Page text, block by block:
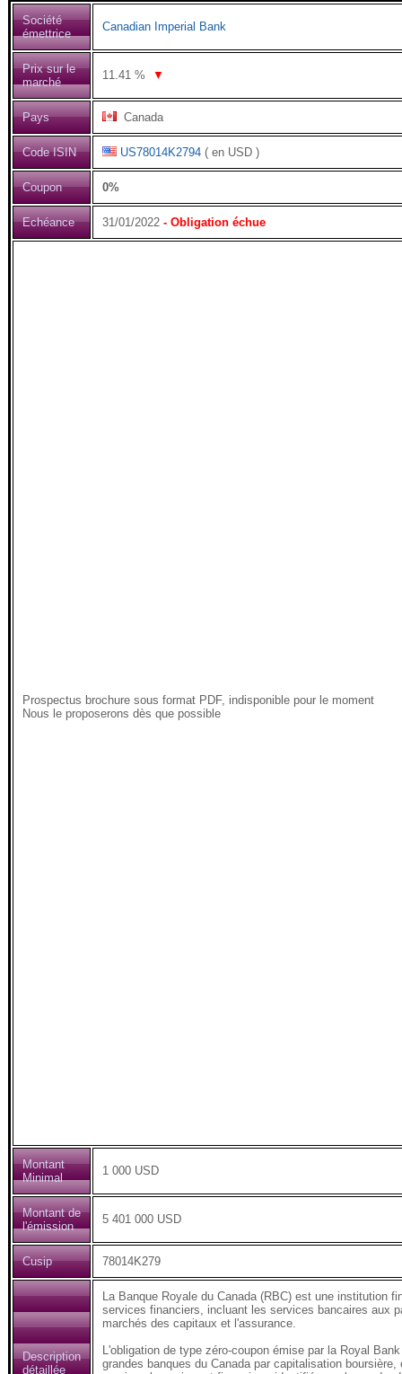
Société
émettrice
Canadian Imperial Bank
Prix sur le
marché
11.41 % ▼
Pays Canada
Code ISIN US78014K2794 ( en USD )
Coupon 0%
Echéance 31/01/2022 - Obligation échue
Prospectus brochure sous format PDF, indisponible pour le moment
Nous le proposerons dès que possible
Montant
Minimal
1 000 USD
Montant de
l'émission
5 401 000 USD
Cusip 78014K279
Description
détaillée
La Banque Royale du Canada (RBC) est une institution
services financiers, incluant les services bancaires aux
marchés des capitaux et l'assurance.
L'obligation de type zéro-coupon émise par la Royal
grandes banques du Canada par capitalisation